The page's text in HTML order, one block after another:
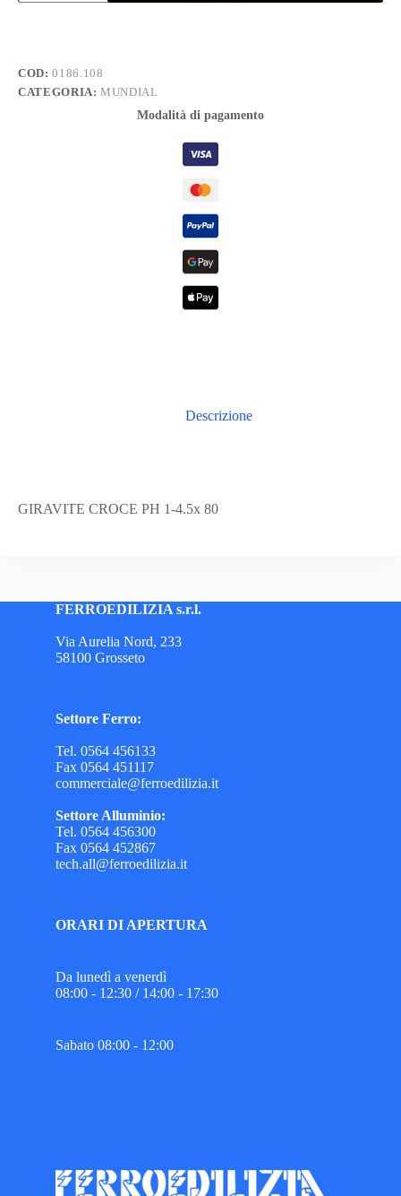
PH
COD:0186.108
CATEGORIA:MUNDIAL
Modalità di pagamento
Descrizione
GIRAVITE CROCE PH 1-4.5x 80
FERROEDILIZIA s.r.l.
Via Aurelia Nord, 233
58100 Grosseto
Settore Ferro:
Tel. 0564 456133
Fax 0564 451117
commerciale@ferroedilizia.it
Settore Alluminio:
Tel. 0564 456300
Fax 0564 452867
tech.all@ferroedilizia.it
ORARI DI APERTURA
Da lunedì a venerdì
08:00 - 12:30 / 14:00 - 17:30
Sabato 08:00 - 12:00